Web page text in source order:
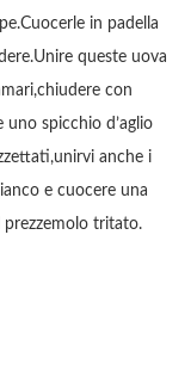
in padella
queste uova
con
spicchio d’aglio
anche i
e cuocere una
prezzemolo tritato.